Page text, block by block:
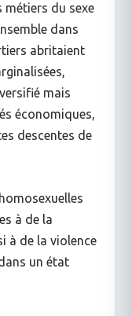
du sexe
dans
abritaient
mais
économiques,
descentes de
à de la
à de la violence
un état